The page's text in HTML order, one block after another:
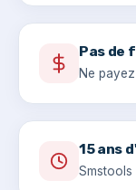
Pas de
Ne
15 ans